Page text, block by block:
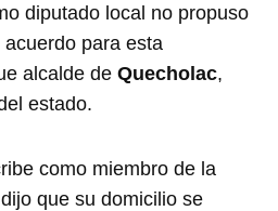
diputado local no propuso
para esta
alcalde deQuecholac,
estado.
como miembro de la
que su domicilio se